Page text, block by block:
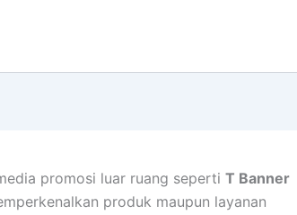
promosi luar ruang seperti T Banner
produk maupun layanan